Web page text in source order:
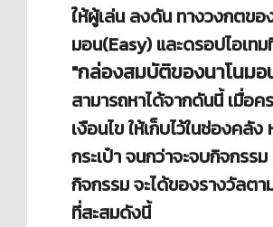
ให้ผู้เล่น ลงดัน ทางวงกตขอ
มอน(Easy) และดรอปไอเท
"กล่องสมบัติของนาโนมอ
สามารถหาได้จากดันนี้ เมื่อค
เงือนไข ให้เก็บไว้ในช่องคลั
กระเป๋า จนกว่าจะจบกิจกรร
กิจกรรม จะได้ของรางวัลตา
ที่สะสมดังนี้